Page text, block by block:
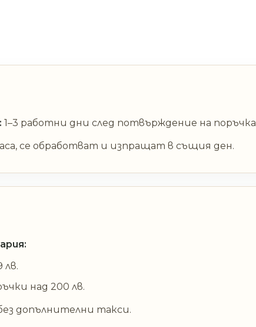
1–3 работни дни след потвърждение на
се обработват и изпращат в същия ден.
лв.
над 200 лв.
допълнителни такси.